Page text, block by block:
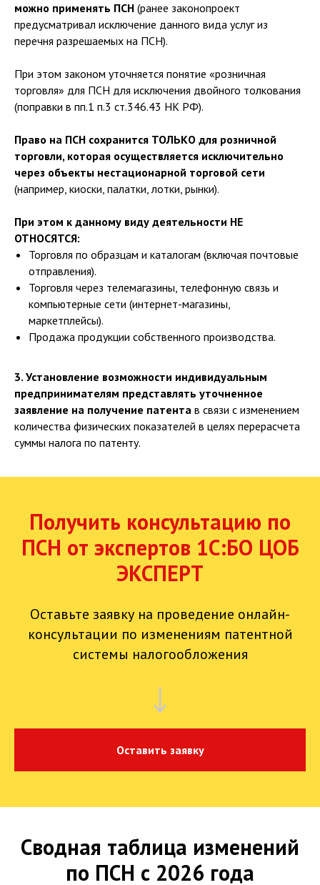
можно применять ПСН (ранее законопроект
предусматривал исключение данного вида услуг из
перечня разрешаемых на ПСН).
При этом законом уточняется понятие «розничная
торговля» для ПСН для исключения двойного толкования
(поправки в пп.1 п.3 ст.346.43 НК РФ).
Право на ПСН сохранится ТОЛЬКО для розничной
торговли, которая осуществляется исключительно
через объекты нестационарной торговой сети
(например, киоски, палатки, лотки, рынки).
При этом к данному виду деятельности НЕ
ОТНОСЯТСЯ:
Торговля по образцам и каталогам (включая почтовые
отправления).
Торговля через телемагазины, телефонную связь и
компьютерные сети (интернет-магазины,
маркетплейсы).
Продажа продукции собственного производства.
3. Установление возможности индивидуальным
предпринимателям представлять уточненное
заявление на получение патента в связи с изменением
количества физических показателей в целях перерасчета
суммы налога по патенту.
Получить консультацию по
ПСН от экспертов 1С:БО ЦОБ
ЭКСПЕРТ
Оставьте заявку на проведение онлайн-
консультации по изменениям патентной
системы налогообложения
Оставить заявку
Сводная таблица изменений
по ПСН с 2026 года